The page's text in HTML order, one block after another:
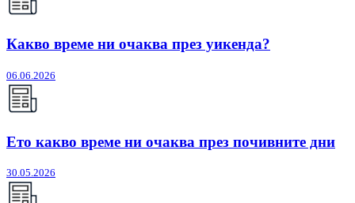
Какво време ни очаква през уикенда?
06.06.2026
Ето какво време ни очаква през почивните дни
30.05.2026